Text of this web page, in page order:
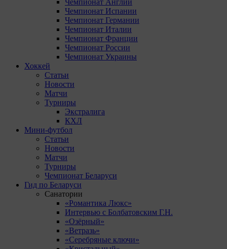
Чемпионат Англии
Чемпионат Испании
Чемпионат Германии
Чемпионат Италии
Чемпионат Франции
Чемпионат России
Чемпионат Украины
Хоккей
Статьи
Новости
Матчи
Турниры
Экстралига
КХЛ
Мини-футбол
Статьи
Новости
Матчи
Турниры
Чемпионат Беларуси
Гид по Беларуси
Санатории
«Романтика Люкс»
Интервью с Болбатовским Г.Н.
«Озёрный»
«Ветразь»
«Серебряные ключи»